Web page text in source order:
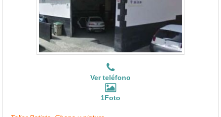
Ver teléfono
1Foto